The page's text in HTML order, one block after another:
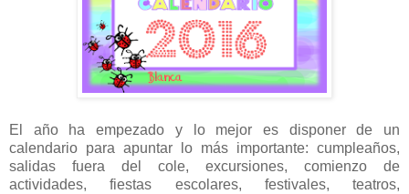
El año ha empezado y lo mejor es disponer de un
calendario para apuntar lo más importante: cumpleaños,
salidas fuera del cole, excursiones, comienzo de
actividades, fiestas escolares, festivales, teatros,